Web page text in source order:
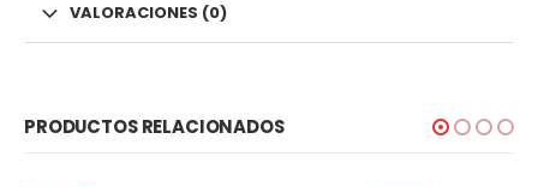
VALORACIONES (0)
PRODUCTOS RELACIONADOS